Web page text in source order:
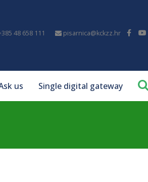
48 658 111 pisarnica@kckzz.hr
us Single digital gateway